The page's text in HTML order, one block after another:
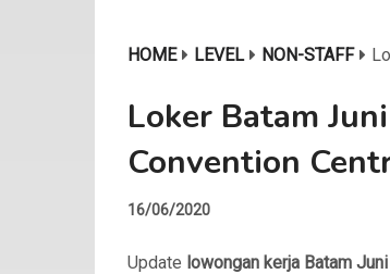
HOME LEVEL NON-STAFF
Loker Batam
Convention
16/06/2020
Update lowongan kerja Batam